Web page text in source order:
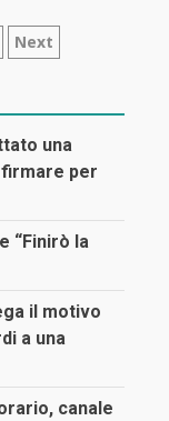
Next
una
firmare per
“Finirò la
il motivo
a una
canale